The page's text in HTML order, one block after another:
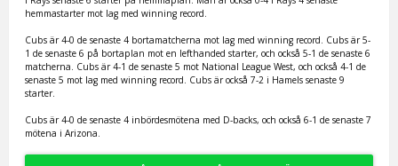
hemmastarter mot lag med winning record.
Cubs är 4-0 de senaste 4 bortamatcherna mot lag med winning record. Cubs är 5-
1 de senaste 6 på bortaplan mot en lefthanded starter, och också 5-1 de senaste 6
matcherna. Cubs är 4-1 de senaste 5 mot National League West, och också 4-1 de
senaste 5 mot lag med winning record. Cubs är också 7-2 i Hamels senaste 9
starter.
Cubs är 4-0 de senaste 4 inbördesmötena med D-backs, och också 6-1 de senaste 7
mötena i Arizona.